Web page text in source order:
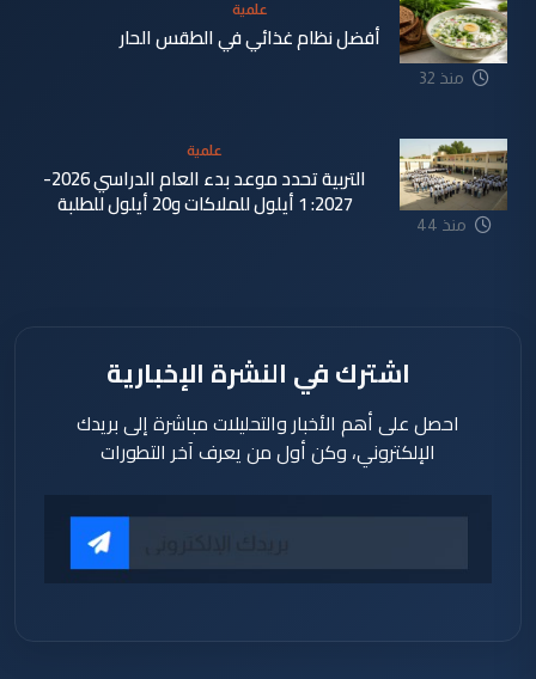
منذ 32
علمية
أفضل نظام غذائي في الطقس الحار
منذ 44
علمية
التربية تحدد موعد بدء العام الدراسي 2026-
2027: 1 أيلول للملاكات و20 أيلول للطلبة
اشترك في النشرة الإخبارية
احصل على أهم الأخبار والتحليلات مباشرة إلى بريدك
الإلكتروني، وكن أول من يعرف آخر التطورات